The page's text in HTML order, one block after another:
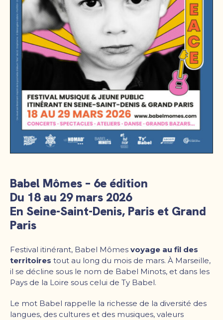
Babel Mômes – 6e édition
Du 18 au 29 mars 2026
En Seine-Saint-Denis, Paris et Grand
Paris
Festival itinérant, Babel Mômes voyage au fil des
territoires tout au long du mois de mars. À Marseille,
il se décline sous le nom de Babel Minots, et dans les
Pays de la Loire sous celui de Ty Babel.
Le mot Babel rappelle la richesse de la diversité des
langues, des cultures et des musiques, valeurs